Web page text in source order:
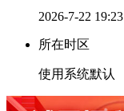
2026-7-22 19:23
所在时区
使用系统默认